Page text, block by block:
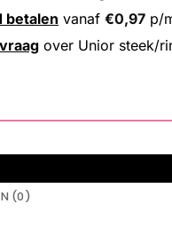
betalen vanaf €0,97 p/
over Unior steek/
(0)